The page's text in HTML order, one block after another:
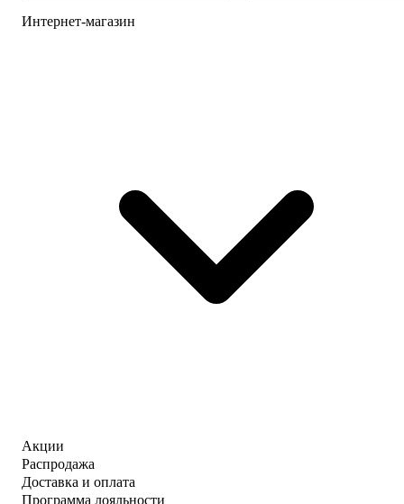
Интернет-магазин
Акции
Распродажа
Доставка и оплата
Программа лояльности